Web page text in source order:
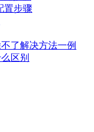
置步骤
了解决方法一例
区别